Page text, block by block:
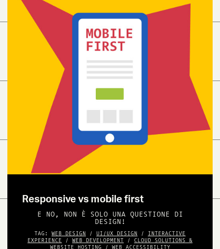
Responsive vs mobile first
E NO, NON È SOLO UNA QUESTIONE DI
DESIGN!
TAG: WEB DESIGN / UI/UX DESIGN / INTERACTIVE
EXPERIENCE / WEB DEVELOPMENT / CLOUD SOLUTIONS &
WEBSITE HOSTING / WEB ACCESSIBILITY